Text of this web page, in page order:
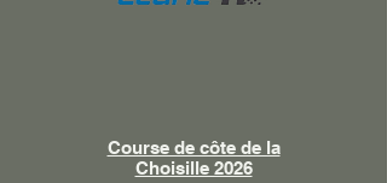
Course de côte de la
Choisille 2026